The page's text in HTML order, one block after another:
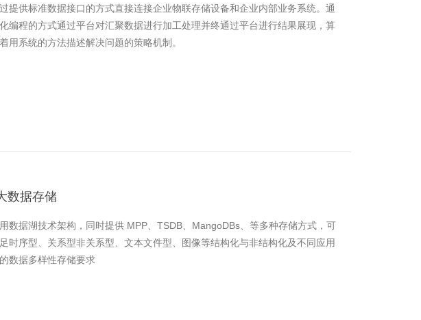
提供标准数据接口的方式直接连接企业物联存储设备和企业内部业务系统。通
编程的方式通过平台对汇聚数据进行加工处理并终通过平台进行结果展现，算
用系统的方法描述解决问题的策略机制。
数据存储
数据湖技术架构，同时提供 MPP、TSDB、MangoDBs、等多种存储方式，可
时序型、关系型非关系型、文本文件型、图像等结构化与非结构化及不同应用
数据多样性存储要求